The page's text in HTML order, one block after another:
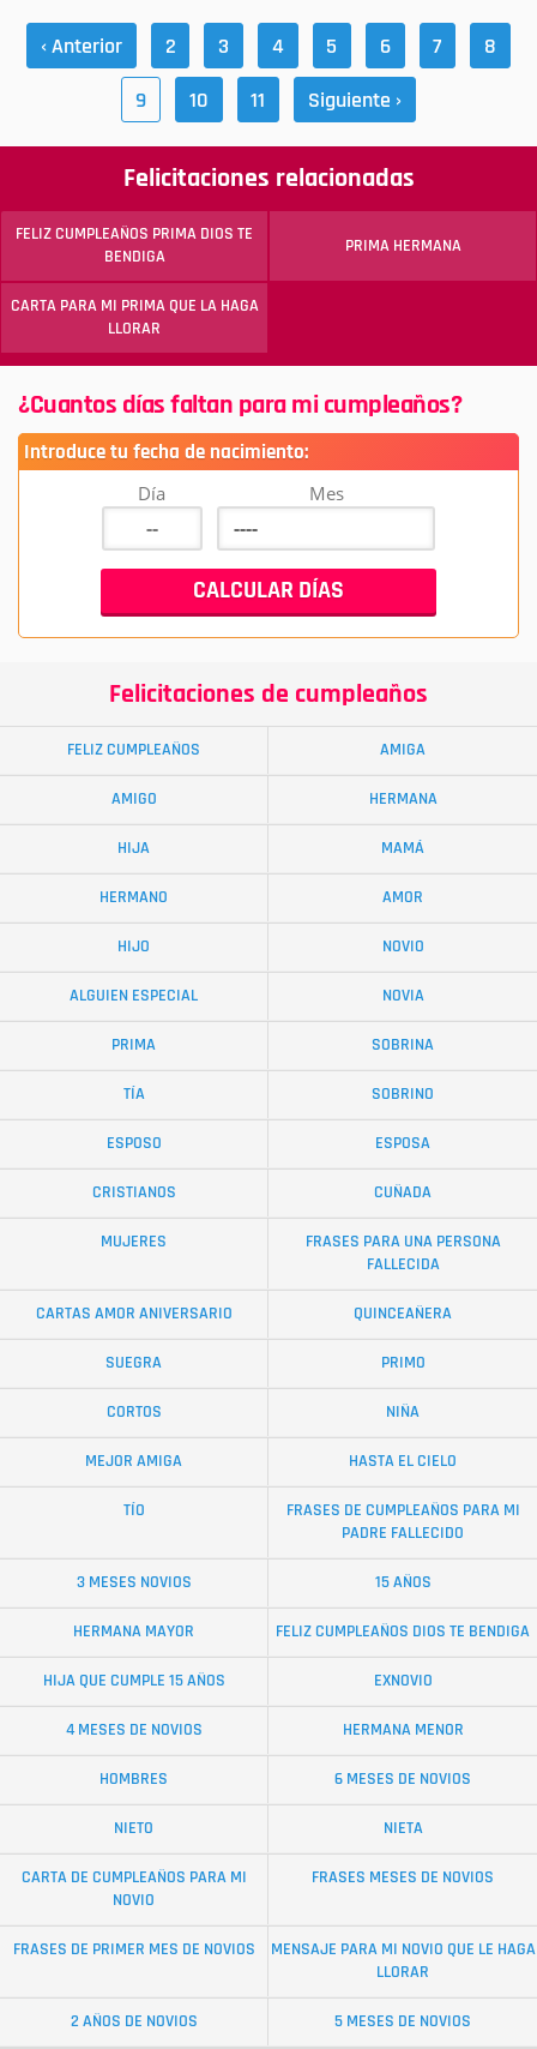
‹ Anterior 2 3 4 5 6 7
8
9
10 11 Siguiente ›
Felicitaciones relacionadas
FELIZ CUMPLEAÑOS PRIMA DIOS TE
BENDIGA
PRIMA HERMANA
CARTA PARA MI PRIMA QUE LA HAGA
LLORAR
¿Cuantos días faltan para mi cumpleaños?
Introduce tu fecha de nacimiento:
Día Mes
Felicitaciones de cumpleaños
FELIZ CUMPLEAÑOS AMIGA
AMIGO HERMANA
HIJA MAMÁ
HERMANO AMOR
HIJO NOVIO
ALGUIEN ESPECIAL NOVIA
PRIMA SOBRINA
TÍA SOBRINO
ESPOSO ESPOSA
CRISTIANOS CUÑADA
MUJERES
FRASES PARA UNA PERSONA
FALLECIDA
CARTAS AMOR ANIVERSARIO QUINCEAÑERA
SUEGRA PRIMO
CORTOS NIÑA
MEJOR AMIGA HASTA EL CIELO
TÍO
FRASES DE CUMPLEAÑOS PARA MI
PADRE FALLECIDO
3 MESES NOVIOS 15 AÑOS
HERMANA MAYOR FELIZ CUMPLEAÑOS DIOS TE BENDIGA
HIJA QUE CUMPLE 15 AÑOS EXNOVIO
4 MESES DE NOVIOS HERMANA MENOR
HOMBRES 6 MESES DE NOVIOS
NIETO NIETA
CARTA DE CUMPLEAÑOS PARA MI
NOVIO
FRASES MESES DE NOVIOS
FRASES DE PRIMER MES DE NOVIOS
MENSAJE PARA MI NOVIO QUE LE HAGA
LLORAR
2 AÑOS DE NOVIOS 5 MESES DE NOVIOS